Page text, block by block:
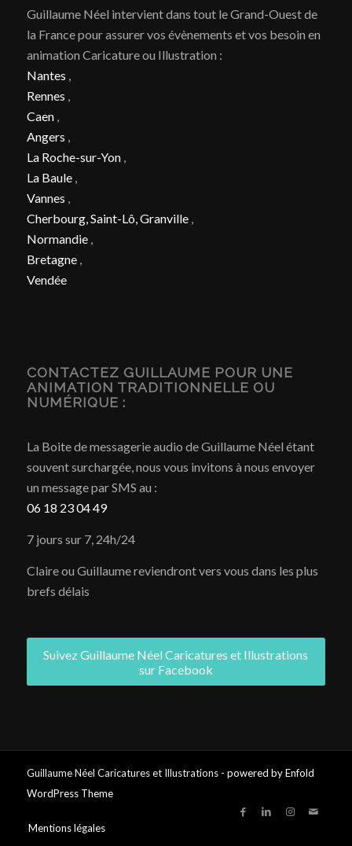
Guillaume Néel intervient dans tout le Grand-Ouest de
la France pour assurer vos évènements et vos besoin en
animation Caricature ou Illustration :
Nantes ,
Rennes ,
Caen,
Angers ,
La Roche-sur-Yon,
La Baule,
Vannes ,
Cherbourg, Saint-Lô, Granville,
Normandie,
Bretagne,
Vendée
CONTACTEZ GUILLAUME POUR UNE
ANIMATION TRADITIONNELLE OU
NUMÉRIQUE :
La Boite de messagerie audio de Guillaume Néel étant
souvent surchargée, nous vous invitons à nous envoyer
un message par SMS au :
06 18 23 04 49
7 jours sur 7, 24h/24
Claire ou Guillaume reviendront vers vous dans les plus
brefs délais
Suivez Guillaume Néel Caricatures et Illustrations
sur Facebook
Guillaume Néel Caricatures et Illustrations - powered by Enfold
WordPress Theme
Mentions légales